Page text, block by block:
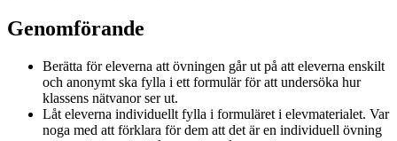
Genomförande
Berätta för eleverna att övningen går ut på att eleverna enskilt
och anonymt ska fylla i ett formulär för att undersöka hur
klassens nätvanor ser ut.
Låt eleverna individuellt fylla i formuläret i elevmaterialet. Var
noga med att förklara för dem att det är en individuell övning